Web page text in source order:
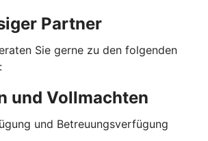
Partner
Sie gerne zu den folgenden
und Vollmachten
und Betreuungsverfügung